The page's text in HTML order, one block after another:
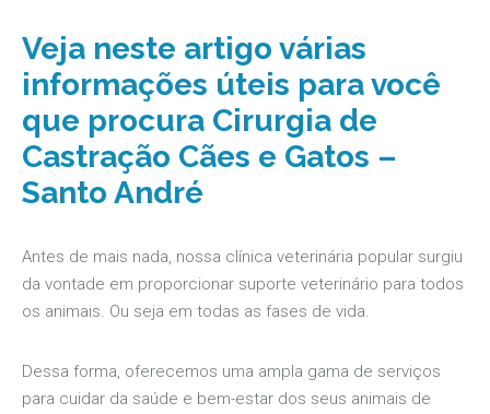
Veja neste artigo várias
informações úteis para você
que procura Cirurgia de
Castração Cães e Gatos –
Santo André
Antes de mais nada, nossa clínica veterinária popular surgiu
da vontade em proporcionar suporte veterinário para todos
os animais. Ou seja em todas as fases de vida.
Dessa forma, oferecemos uma ampla gama de serviços
para cuidar da saúde e bem-estar dos seus animais de